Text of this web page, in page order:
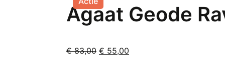
Agaat Geode
€83,00 Oorspronkelijke
€ 55,00